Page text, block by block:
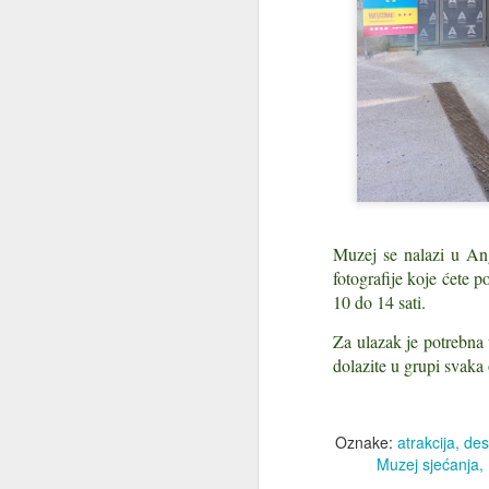
Muzej se nalazi u
fotografije koje ćete
10 do 14 sati.
Za ulazak je
dolazite u grupi svaka
Oznake: atrakcija
Muzej sjećanja